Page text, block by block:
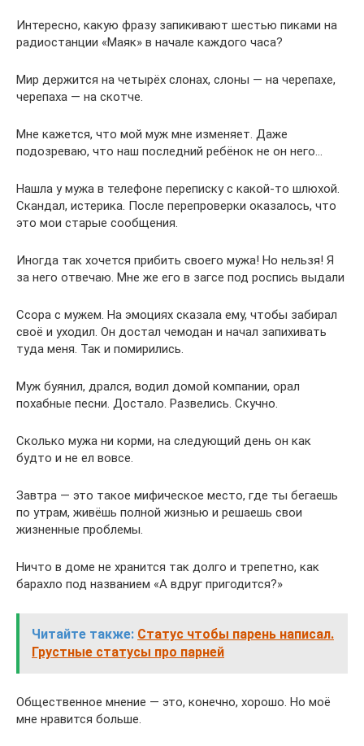
Интересно, какую фразу запикивают шестью пиками на
радиостанции «Маяк» в начале каждого часа?
Мир держится на четырёх слонах, слоны — на черепахе,
черепаха — на скотче.
Мне кажется, что мой муж мне изменяет. Даже
подозреваю, что наш последний ребёнок не он него…
Нашла у мужа в телефоне переписку с какой-то шлюхой.
Скандал, истерика. После перепроверки оказалось, что
это мои старые сообщения.
Иногда так хочется прибить своего мужа! Но нельзя! Я
за него отвечаю. Мне же его в загсе под роспись выдали
Ссора с мужем. На эмоциях сказала ему, чтобы забирал
своё и уходил. Он достал чемодан и начал запихивать
туда меня. Так и помирились.
Муж буянил, дрался, водил домой компании, орал
похабные песни. Достало. Развелись. Скучно.
Сколько мужа ни корми, на следующий день он как
будто и не ел вовсе.
Завтра — это такое мифическое место, где ты бегаешь
по утрам, живёшь полной жизнью и решаешь свои
жизненные проблемы.
Ничто в доме не хранится так долго и трепетно, как
барахло под названием «А вдруг пригодится?»
Читайте также: Статус чтобы парень написал.
Грустные статусы про парней
Общественное мнение — это, конечно, хорошо. Но моё
мне нравится больше.